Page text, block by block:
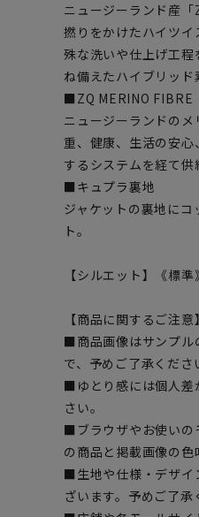
ニュージーランド産
撚りをかけたハイツ
殊な洗いや仕上げ工程
ね備えたハイブリッド
■ZQ MERINO FIBRE
ニュージーランドの
重、健康、生活の安
するシステムを経て供
■キュプラ裏地
ジャケットの裏地に
ト。
【シルエット】《標
【商品に関するご注意】
■商品画像はサンプル
で、予めご了承くださ
■ゆとり感には個人差
さい。
■ブラウザやお使いの
の商品と掲載画像の色
■生地や仕様・デザイ
ざいます。予めご了承